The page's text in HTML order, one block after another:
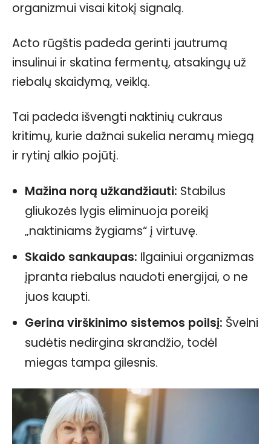
organizmui visai kitokį signalą.
Acto rūgštis padeda gerinti jautrumą
insulinui ir skatina fermentų, atsakingų už
riebalų skaidymą, veiklą.
Tai padeda išvengti naktinių cukraus
kritimų, kurie dažnai sukelia neramų miegą
ir rytinį alkio pojūtį.
Mažina norą užkandžiauti: Stabilus
gliukozės lygis eliminuoja poreikį
„naktiniams žygiams“ į virtuvę.
Skaido sankaupas: Ilgainiui organizmas
įpranta riebalus naudoti energijai, o ne
juos kaupti.
Gerina virškinimo sistemos poilsį: Švelni
sudėtis nedirgina skrandžio, todėl
miegas tampa gilesnis.